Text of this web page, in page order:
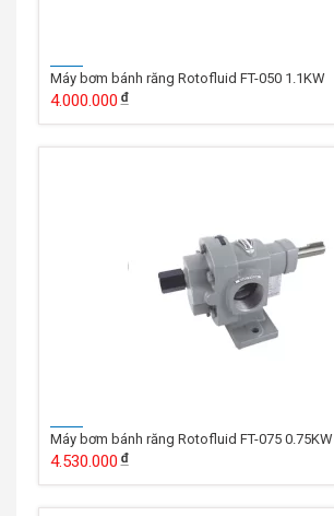
Máy bơm bánh răng Rotofluid FT-050 1.1KW
4.000.000
Máy bơm bánh răng Rotofluid FT-075 0.75KW
4.530.000